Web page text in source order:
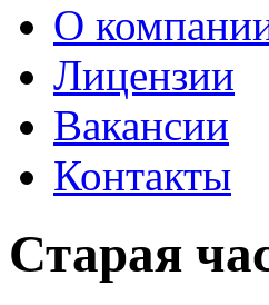
О
Лицензии
Вакансии
Контакты
Старая